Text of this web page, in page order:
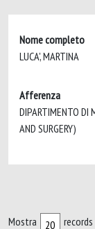
Nome completo
LUCA', MARTINA
Afferenza
DIPARTIMENTO DI
AND SURGERY)
Mostra records